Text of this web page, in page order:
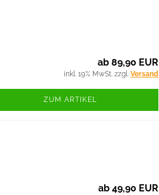
ab 89,90 EUR
inkl. 19% MwSt. zzgl. Versand
ZUM ARTIKEL
ab 49,90 EUR